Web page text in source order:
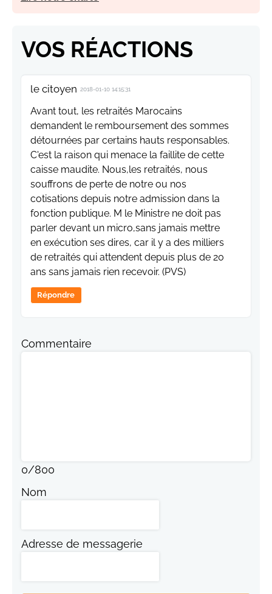
VOS RÉACTIONS
le citoyen 2018-01-10 14:15:31
Avant tout, les retraités Marocains
demandent le remboursement des sommes
détournées par certains hauts responsables.
C'est la raison qui menace la faillite de cette
caisse maudite. Nous,les retraités, nous
souffrons de perte de notre ou nos
cotisations depuis notre admission dans la
fonction publique. M le Ministre ne doit pas
parler devant un micro,sans jamais mettre
en exécution ses dires, car il y a des milliers
de retraités qui attendent depuis plus de 20
ans sans jamais rien recevoir. (PVS)
Répondre
Commentaire
0/800
Nom
Adresse de messagerie